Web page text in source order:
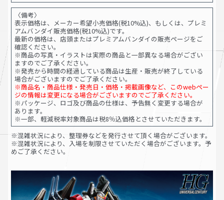
〈備考〉
表示価格は、メーカー希望小売価格(税10%込)、もしくは、プレミ
アムバンダイ販売価格(税10%込)です。
最新の価格は、店頭またはプレミアムバンダイの販売ページをご
確認ください。
※商品の写真・イラストは実際の商品と一部異なる場合がござい
ますのでご了承ください。
※発売から時間の経過している商品は生産・販売が終了している
場合がございますのでご了承ください。
※商品名・商品仕様・発売日・価格・掲載画像など、このwebペー
ジの情報は変更になる場合がございますのでご了承ください。
※パッケージ、ロゴ及び商品の仕様は、予告無く変更する場合が
あります。
※一部、軽減税率対象商品は税8％込価格とさせていただきます。
※混雑状況により、整理券などを発行させて頂く場合がございます。
※混雑状況により、入場を制限させていただく場合がございます。予
めご了承ください。